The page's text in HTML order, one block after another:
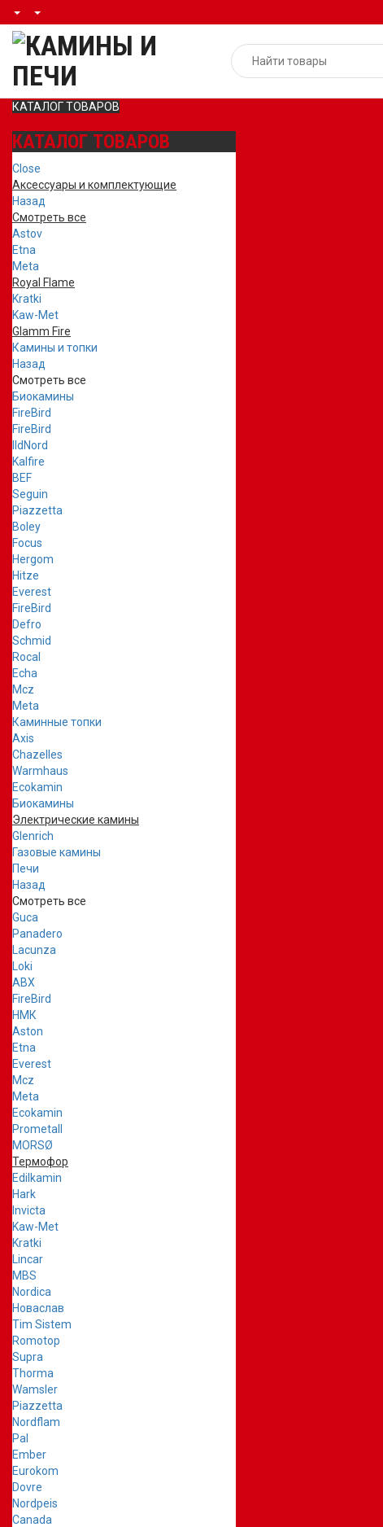
КАТАЛОГ ТОВАРОВ
КАТАЛОГ ТОВАРОВ
Close
Аксессуары и комплектующие
Назад
Смотреть все
Astov
Etna
Meta
Royal Flame
Kratki
Kaw-Met
Glamm Fire
Камины и топки
Назад
Смотреть все
Биокамины
FireBird
FireBird
IldNord
Kalfire
BEF
Seguin
Piazzetta
Boley
Focus
Hergom
Hitze
Everest
FireBird
Defro
Schmid
Rocal
Echa
Mcz
Meta
Каминные топки
Axis
Chazelles
Warmhaus
Ecokamin
Биокамины
Электрические камины
Glenrich
Газовые камины
Печи
Назад
Смотреть все
Guca
Panadero
Lacunza
Loki
ABX
FireBird
НМК
Aston
Etna
Everest
Mcz
Meta
Ecokamin
Prometall
MORSØ
Термофор
Edilkamin
Hark
Invicta
Kaw-Met
Kratki
Lincar
MBS
Nordica
Новаслав
Tim Sistem
Romotop
Supra
Thorma
Wamsler
Piazzetta
Nordflam
Pal
Ember
Eurokom
Dovre
Nordpeis
Canada